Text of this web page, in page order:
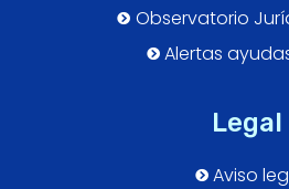
Observatorio
Alertas
Legal
Aviso